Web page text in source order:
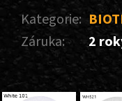
Kategorie:
Záruka: 2